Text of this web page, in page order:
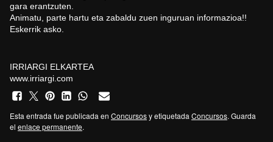
gara erantzuten.
Animatu, parte hartu eta zabaldu zuen inguruan informazioa!!
Eskerrik asko.
IRRIARGI ELKARTEA
www.irriargi.com
Esta entrada fue publicada en Concursosy etiquetada Concursos. Guarda
el enlace permanente.